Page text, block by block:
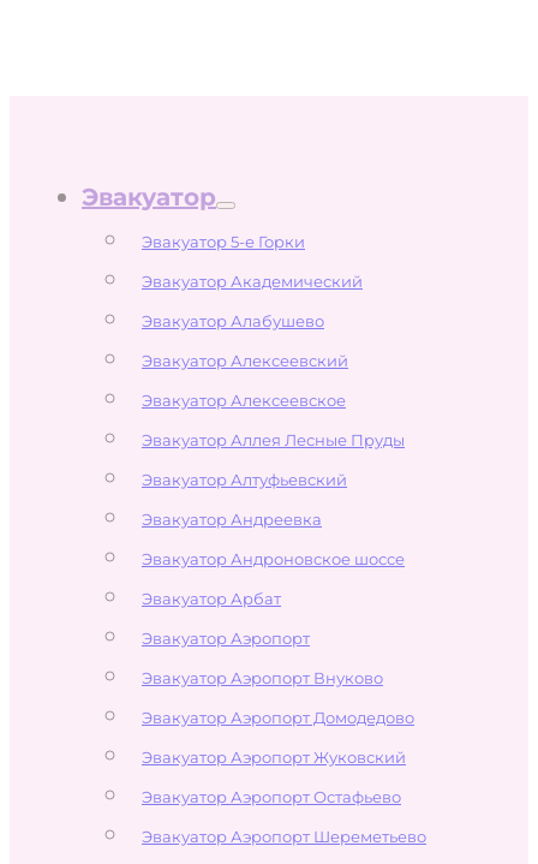
Эвакуатор
Эвакуатор 5-е Горки
Эвакуатор Академический
Эвакуатор Алабушево
Эвакуатор Алексеевский
Эвакуатор Алексеевское
Эвакуатор Аллея Лесные Пруды
Эвакуатор Алтуфьевский
Эвакуатор Андреевка
Эвакуатор Андроновское шоссе
Эвакуатор Арбат
Эвакуатор Аэропорт
Эвакуатор Аэропорт Внуково
Эвакуатор Аэропорт Домодедово
Эвакуатор Аэропорт Жуковский
Эвакуатор Аэропорт Остафьево
Эвакуатор Аэропорт Шереметьево